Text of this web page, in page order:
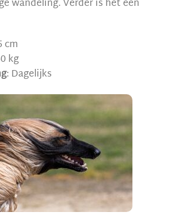
wandeling. Verder is het een
cm
kg
: Dagelijks